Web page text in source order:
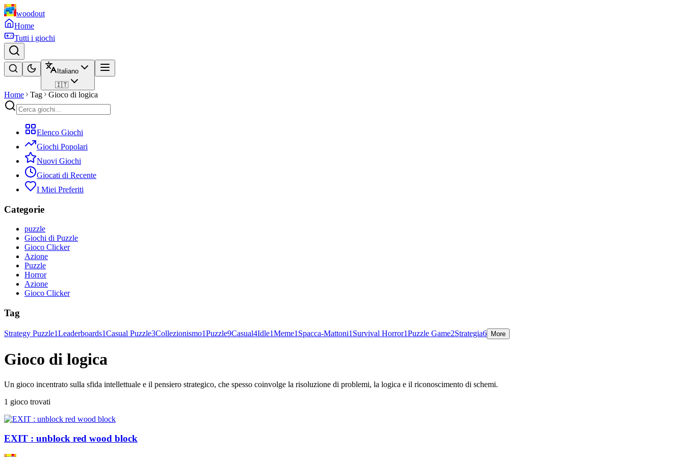
woodout
Home
Tutti i giochi
Italiano
🇮🇹
Home Tag Gioco di logica
Elenco Giochi
Giochi Popolari
Nuovi Giochi
Giocati di Recente
I Miei Preferiti
Categorie
puzzle
Giochi di Puzzle
Gioco Clicker
Azione
Puzzle
Horror
Azione
Gioco Clicker
Tag
Strategy Puzzle1Leaderboards1Casual Puzzle3Collezionismo1Puzzle9Casual4Idle1Meme1 Spacca-Mattoni1 Survival Horror1Puzzle Game2Strategia6 More
Gioco di logica
Un gioco incentrato sulla sfida intellettuale e il pensiero strategico, che spesso coinvolge la risoluzione di problemi, la logica e il riconoscimento di schemi.
1 gioco trovati
EXIT : unblock red wood block